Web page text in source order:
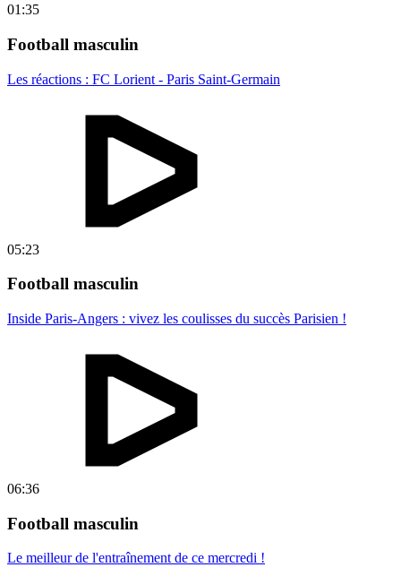
01:35
Football masculin
Les réactions : FC Lorient - Paris Saint-Germain
05:23
Football masculin
Inside Paris-Angers : vivez les coulisses du succès Parisien !
06:36
Football masculin
Le meilleur de l'entraînement de ce mercredi !